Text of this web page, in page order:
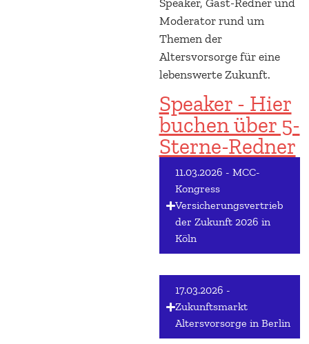
Moderator rund um
Themen der
Altersvorsorge für eine
lebenswerte Zukunft.
Speaker - Hier
buchen über 5-
Sterne-Redner
11.03.2026 - MCC-
Kongress
Versicherungsvertrieb
der Zukunft 2026 in
Köln
17.03.2026 -
Zukunftsmarkt
Altersvorsorge in Berlin